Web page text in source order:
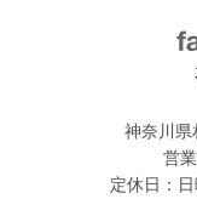
神奈川
営
定休日：